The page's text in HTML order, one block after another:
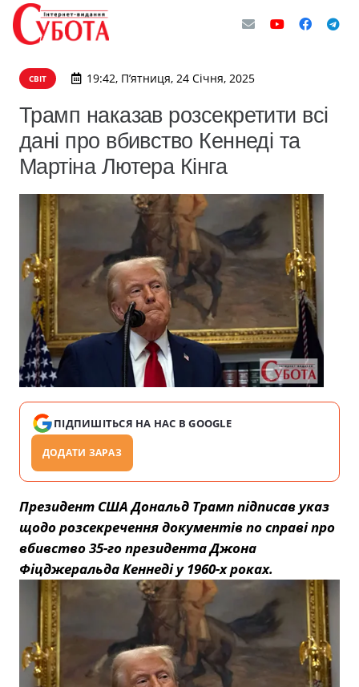
СВІТ 19:42, П’ятниця, 24 Січня, 2025
Трамп наказав розсекретити всі
дані про вбивство Кеннеді та
Мартіна Лютера Кінга
ПІДПИШІТЬСЯ НА НАС В GOOGLE
ДОДАТИ ЗАРАЗ
Президент США Дональд Трамп підписав указ
щодо розсекречення документів по справі про
вбивство 35-го президента Джона
Фіцджеральда Кеннеді у 1960-х роках.